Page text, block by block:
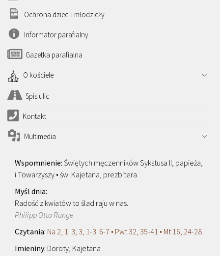
Ochrona dzieci i młodzieży
Informator parafialny
Gazetka parafialna
O kościele
Spis ulic
Kontakt
Multimedia
Świętych męczenników Sykstusa II, papieża,
i Towarzyszy • św. Kajetana, prezbitera
Radość z kwiatów to ślad raju w nas.
Philipp Otto Runge
Na 2, 1. 3; 3, 1-3. 6-7 • Pwt 32, 35-41 • Mt 16, 24-28
Doroty, Kajetana